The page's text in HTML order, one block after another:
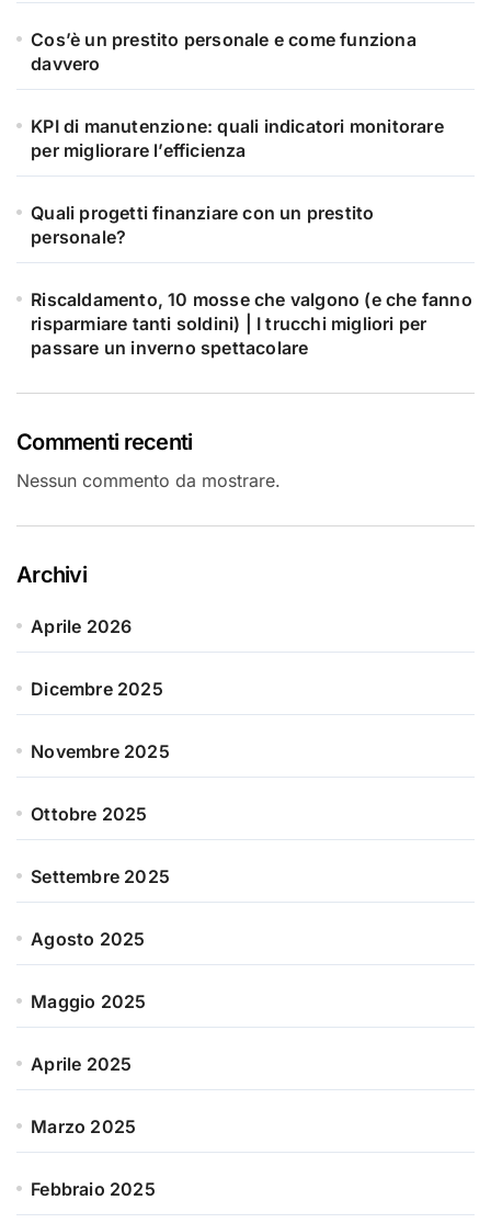
Cos’è un prestito personale e come funziona
davvero
KPI di manutenzione: quali indicatori monitorare
per migliorare l’efficienza
Quali progetti finanziare con un prestito
personale?
Riscaldamento, 10 mosse che valgono (e che fanno
risparmiare tanti soldini) | I trucchi migliori per
passare un inverno spettacolare
Commenti recenti
Nessun commento da mostrare.
Archivi
Aprile 2026
Dicembre 2025
Novembre 2025
Ottobre 2025
Settembre 2025
Agosto 2025
Maggio 2025
Aprile 2025
Marzo 2025
Febbraio 2025